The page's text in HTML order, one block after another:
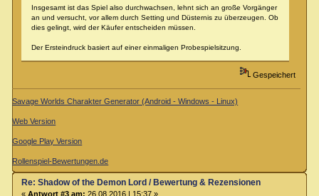
Insgesamt ist das Spiel also durchwachsen, lehnt sich an große Vorgänger
an und versucht, vor allem durch Setting und Düsternis zu überzeugen. Ob
dies gelingt, wird der Käufer entscheiden müssen.
Der Ersteindruck basiert auf einer einmaligen Probespielsitzung.
Gespeichert
Savage Worlds Charakter Generator (Android - Windows - Linux)
Web Version
Google Play Version
Rollenspiel-Bewertungen.de
Re: Shadow of the Demon Lord / Bewertung & Rezensionen
« Antwort #3 am: 26.08.2016 | 15:37 »